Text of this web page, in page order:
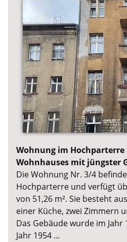
Wohnung im
Wohnhauses mit jüngster
Die Wohnung Nr. 3/4
Hochparterre und verfügt
von 51,26 m². Sie besteht
einer Küche, zwei Zimmern
Das Gebäude wurde im
Jahr 1954 ...